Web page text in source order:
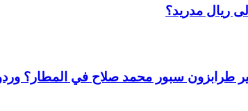
ريال مدريد؟
طرابزون سبور محمد صلاح في المطار؟